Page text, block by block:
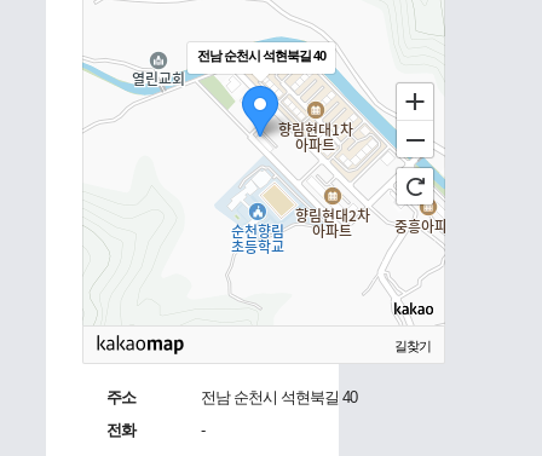
전남 순천시 석현북길 40
길찾기
주소
전남 순천시 석현북길 40
전화
-